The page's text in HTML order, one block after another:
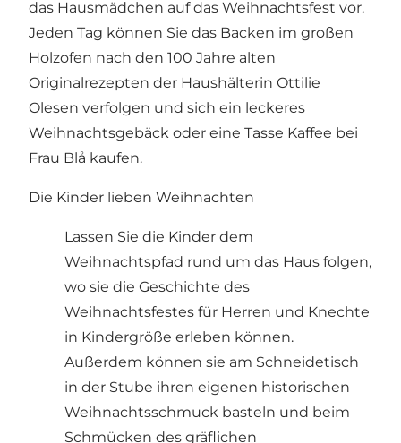
das Hausmädchen auf das Weihnachtsfest vor.
Jeden Tag können Sie das Backen im großen
Holzofen nach den 100 Jahre alten
Originalrezepten der Haushälterin Ottilie
Olesen verfolgen und sich ein leckeres
Weihnachtsgebäck oder eine Tasse Kaffee bei
Frau Blå kaufen.
Die Kinder lieben Weihnachten
Lassen Sie die Kinder dem
Weihnachtspfad rund um das Haus folgen,
wo sie die Geschichte des
Weihnachtsfestes für Herren und Knechte
in Kindergröße erleben können.
Außerdem können sie am Schneidetisch
in der Stube ihren eigenen historischen
Weihnachtsschmuck basteln und beim
Schmücken des gräflichen